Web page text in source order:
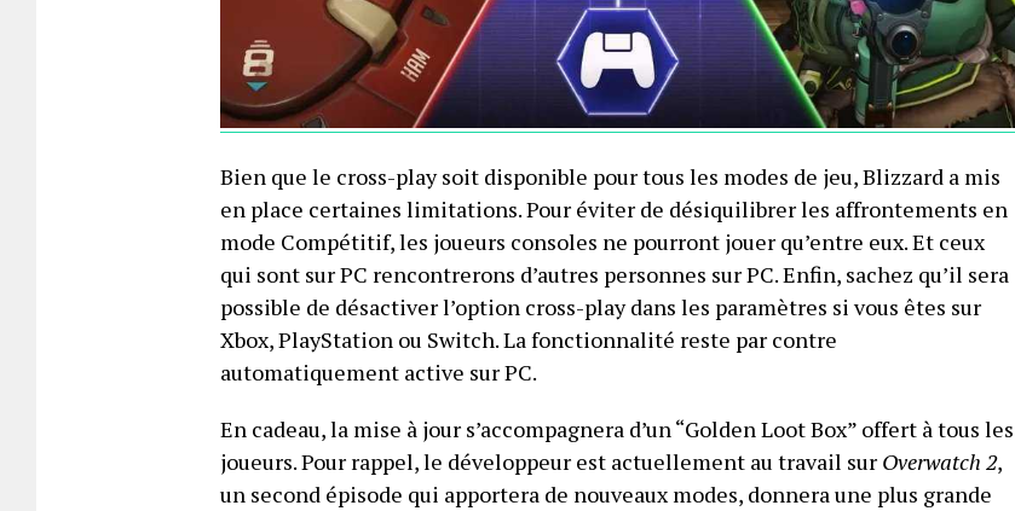
Bien que le cross-play soit disponible pour tous les modes de jeu, Blizzard a mis
en place certaines limitations. Pour éviter de désiquilibrer les affrontements en
mode Compétitif, les joueurs consoles ne pourront jouer qu’entre eux. Et ceux
qui sont sur PC rencontrerons d’autres personnes sur PC. Enfin, sachez qu’il sera
possible de désactiver l’option cross-play dans les paramètres si vous êtes sur
Xbox, PlayStation ou Switch. La fonctionnalité reste par contre
automatiquement active sur PC.
En cadeau, la mise à jour s’accompagnera d’un “Golden Loot Box” offert à tous les
joueurs. Pour rappel, le développeur est actuellement au travail sur Overwatch 2,
un second épisode qui apportera de nouveaux modes, donnera une plus grande